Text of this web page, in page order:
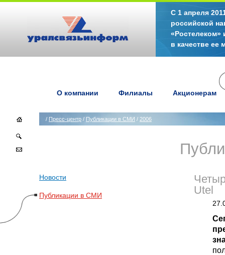
С 1 апреля
российской
«Ростелеком»
в качестве ее
О компании Филиалы Акционерам
/ Пресс-центр / Публикации в СМИ / 2006
Новости
Публикации в СМИ
Utel